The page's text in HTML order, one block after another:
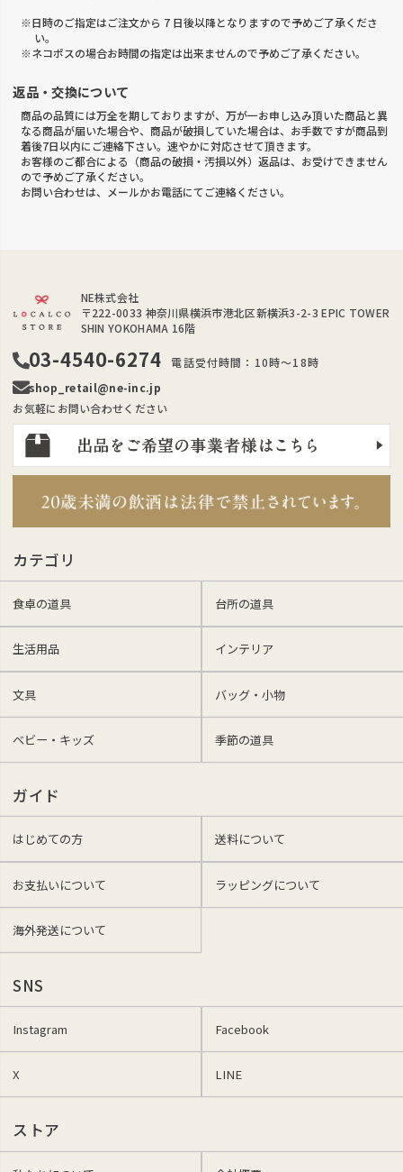
※日時のご指定はご注文から 7 日後以降となりますので予めご了承くださ
い。
※ネコポスの場合お時間の指定は出来ませんので予めご了承ください。
返品・交換について
商品の品質には万全を期しておりますが、万が一お申し込み頂いた商品と異
なる商品が届いた場合や、商品が破損していた場合は、お手数ですが商品到
着後7日以内にご連絡下さい。速やかに対応させて頂きます。
お客様のご都合による（商品の破損・汚損以外）返品は、お受けできません
ので予めご了承ください。
お問い合わせは、メールかお電話にてご連絡ください。
NE株式会社
〒222-0033 神奈川県横浜市港北区新横浜3-2-3 EPIC TOWER
SHIN YOKOHAMA 16階
03-4540-6274
電話受付時間：10時～18時
shop_retail@ne-inc.jp
お気軽にお問い合わせください
カテゴリ
食卓の道具 台所の道具
生活用品 インテリア
文具 バッグ・小物
ベビー・キッズ 季節の道具
ガイド
はじめての方 送料について
お支払いについて ラッピングについて
海外発送について
SNS
Instagram Facebook
X LINE
ストア